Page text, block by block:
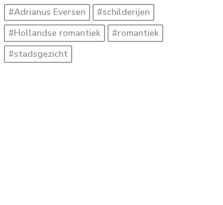
#Adrianus Eversen
#schilderijen
#Hollandse romantiek
#romantiek
#stadsgezicht